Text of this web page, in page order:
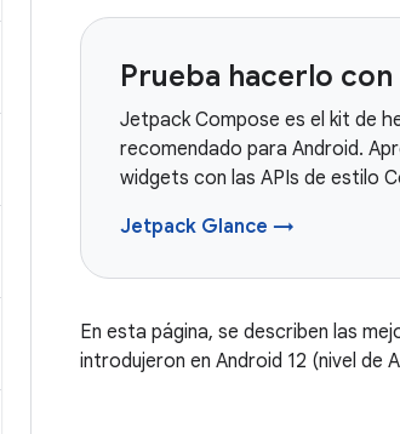
Prueba hacerlo
Jetpack Compose es el kit de
recomendado para Android.
widgets con las APIs de estilo
Jetpack Glance →
En esta página, se describen las
introdujeron en Android 12 (nivel de